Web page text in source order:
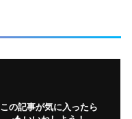
この記事が気に入ったら